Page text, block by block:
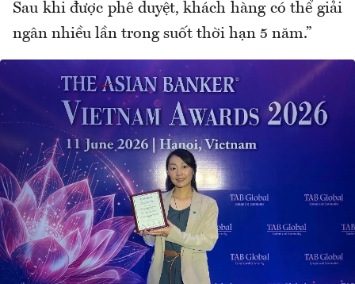
Sau khi được phê duyệt, khách hàng có thể giải
ngân nhiều lần trong suốt thời hạn 5 năm.”